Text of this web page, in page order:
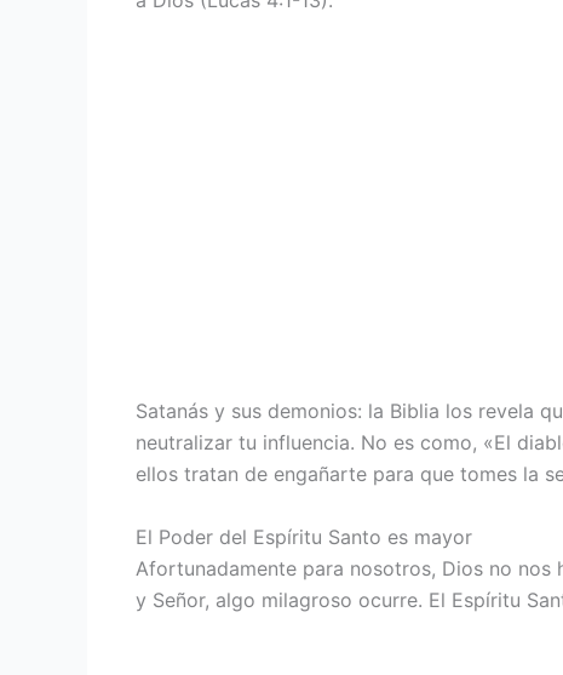
Satanás y sus demonios: la Biblia los revela
neutralizar tu influencia. No es como, «El
ellos tratan de engañarte para que tomes la
El Poder del Espíritu Santo es mayor
Afortunadamente para nosotros, Dios no nos
y Señor, algo milagroso ocurre. El Espíritu